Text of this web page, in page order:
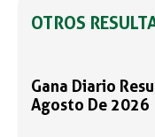
OTROS
Gana Diario
Agosto De 2026